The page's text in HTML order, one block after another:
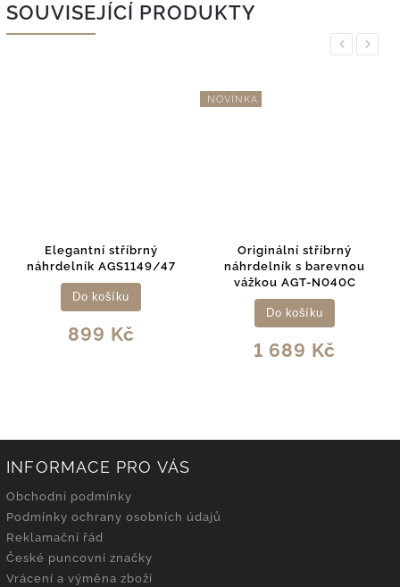
SOUVISEJÍCÍ PRODUKTY
Previous
Elegantní stříbrný
náhrdelník AGS1149/47
899 Kč
Do košíku
NOVINKA
Originální stříbrný
náhrdelník s barevnou
vážkou AGT-N040C
1 689 Kč
Do košíku
Next
INFORMACE PRO VÁS
Obchodní podmínky
Podmínky ochrany osobních údajů
Reklamační řád
České puncovní značky
Vrácení a výměna zboží